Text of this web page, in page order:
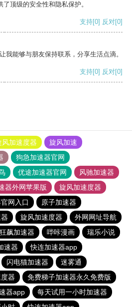
顶级的安全性和隐私保护。
支持[0] 反对[0]
我能够与朋友保持联系，分享生活点滴。
支持[0] 反对[0]
风加速度器
旋风加速
狗急加速器官网
优途加速器官网
风驰加速器
器外网苹果版
旋风加速度器
网入口
原子加速器
旋风加速度器
外网网址导航
狂飙加速器 哔咔漫画
瑞乐小说
速器
快连加速器app
闪电猫加速器
迷雾通
器
免费梯子加速器永久免费版
器app
每天试用一小时加速器